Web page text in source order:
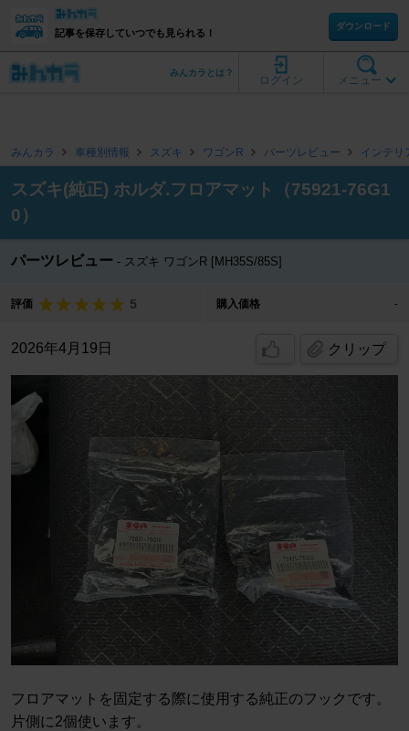
記事を保存していつでも見られる！
ダウンロード
メニュー
ログイン
みんカラとは？
みんカラ 車種別情報 スズキ ワゴンR パーツレビュー インテリ
スズキ(純正) ホルダ.フロアマット（75921-76G1
0）
パーツレビュー スズキ ワゴンR [MH35S/85S]
評価 5 購入価格 -
2026年4月19日 クリップ
フロアマットを固定する際に使用する純正のフックです。
片側に2個使います。